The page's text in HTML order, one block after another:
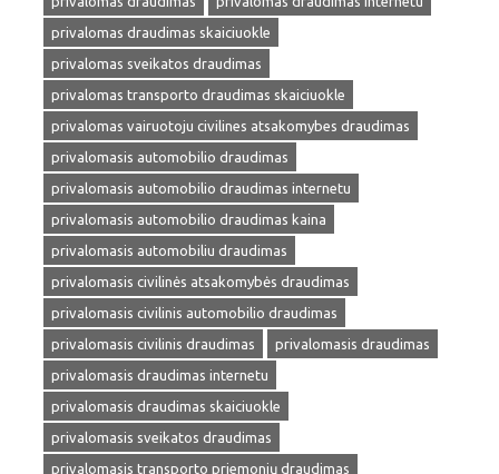
privalomas draudimas skaiciuokle
privalomas sveikatos draudimas
privalomas transporto draudimas skaiciuokle
privalomas vairuotoju civilines atsakomybes draudimas
privalomasis automobilio draudimas
privalomasis automobilio draudimas internetu
privalomasis automobilio draudimas kaina
privalomasis automobiliu draudimas
privalomasis civilinės atsakomybės draudimas
privalomasis civilinis automobilio draudimas
privalomasis civilinis draudimas
privalomasis draudimas
privalomasis draudimas internetu
privalomasis draudimas skaiciuokle
privalomasis sveikatos draudimas
privalomasis transporto priemonių draudimas